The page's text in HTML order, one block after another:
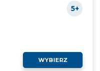
5+
WYBIERZ